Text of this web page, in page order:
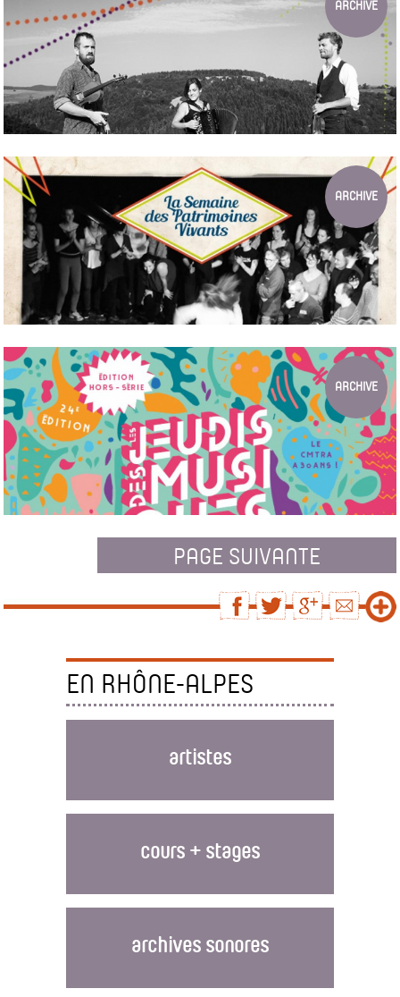
ARCHIVE
LE CMTRA S'INVITE AU PARC
Ariane Gypsy Bastards en concert
ARCHIVE
LA SEMAINE DES PATRIMOINES VIVANT...
du 5 au 15 février 2020 à Villeurbanne
ARCHIVE
LES JEUDIS DES MUSIQUES DU MONDE ...
PAGE SUIVANTE
EN RHÔNE-ALPES
artistes
cours + stages
archives sonores